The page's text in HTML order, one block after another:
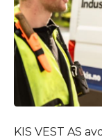
KIS VEST AS